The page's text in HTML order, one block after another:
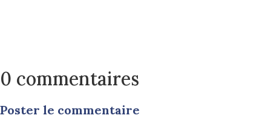
0 commentaires
Poster le commentaire